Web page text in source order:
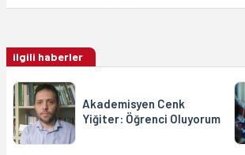
ilgili haberler
Akademisyen Cenk
Yiğiter: Öğrenci Oluyorum